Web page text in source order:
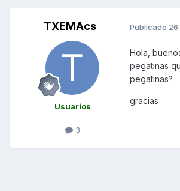
TXEMAcs
Usuarios
3
Publicado 26
Hola,
pegatinas
pegatinas?
gracias